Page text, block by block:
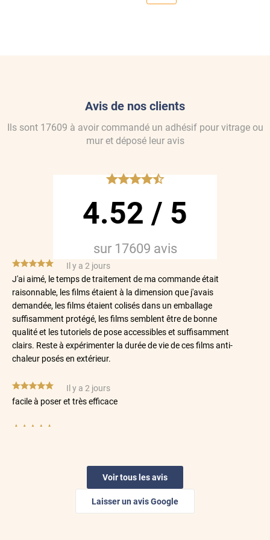
Avis de nos clients
Ils sont 17609 à avoir commandé un adhésif pour vitrage ou
muret déposé leur avis
*****
4.52 / 5
sur 17609 avis
*****
J'ai aimé, le temps de traitement de ma commande était
raisonnable, les films étaient à la dimension que j'avais
demandée, les films étaient colisés dans un emballage
suffisamment protégé, les films semblent être de bonne
qualité et les tutoriels de pose accessibles et suffisamment
clairs. Reste à expérimenter la durée de vie de ces films anti-
chaleur posés en extérieur.
Il y a 2 jours
*****
facile à poser et très efficace
Il y a 2 jours
Livraison rapide Excellent produit Guide de pose très clair
Il y a 3 jours
Voir tous les avis
Laisser un avis Google